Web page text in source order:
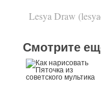
Lesya Draw
Смотрите